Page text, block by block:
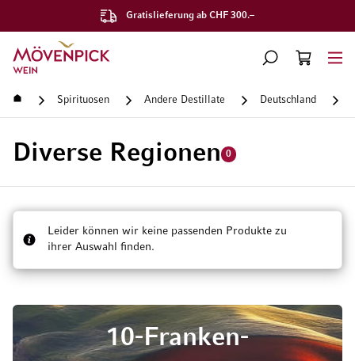
Gratislieferung ab CHF 300.–
Zur Startseite
SUCHE
WARENKORB
Startseite Spirituosen Andere Destillate Deutschland
Diverse Regionen 0
Leider können wir keine passenden Produkte zu
ihrer Auswahl finden.
10-Franken-